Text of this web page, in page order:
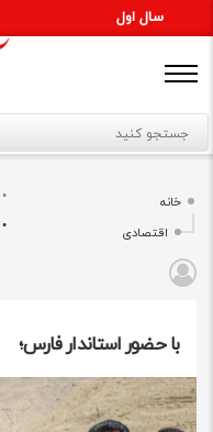
سال اول
خانه
اقتصادی
•
•
با حضور استاندار فارس؛